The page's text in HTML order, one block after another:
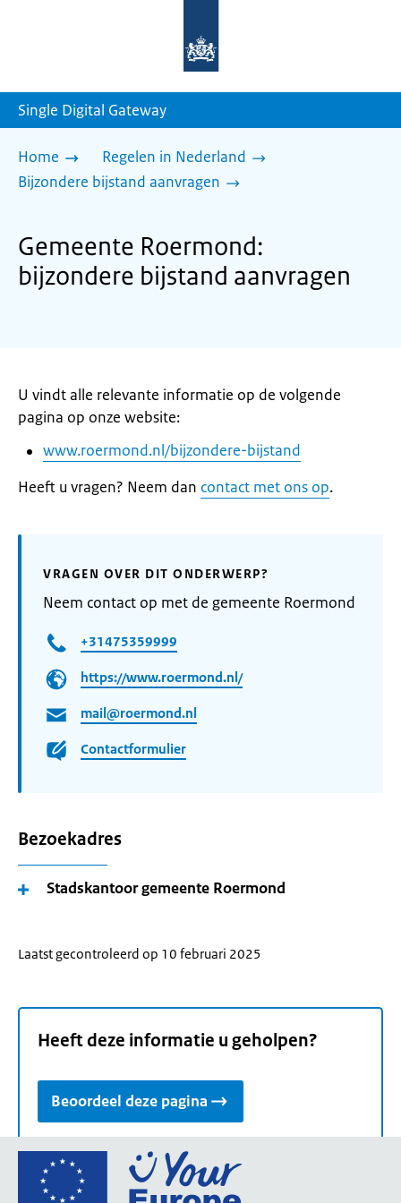
homepage
Single Digital Gateway
Home
Regelen in Nederland
Bijzondere bijstand aanvragen
Gemeente Roermond:
bijzondere bijstand aanvragen
U vindt alle relevante informatie op de volgende
pagina op onze website:
www.roermond.nl/bijzondere-bijstand
Heeft u vragen? Neem dan contact met ons op.
VRAGEN OVER DIT ONDERWERP?
Neem contact op met de gemeente Roermond
+31475359999
https://www.roermond.nl/
mail@roermond.nl
Contactformulier
Bezoekadres
Stadskantoor gemeente Roermond
Laatst gecontroleerd op 10 februari 2025
Heeft deze informatie u geholpen?
Beoordeel deze pagina
Ga